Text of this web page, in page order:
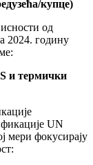
купце)
од
2024. годину
и термички
UN
мери фокусирају